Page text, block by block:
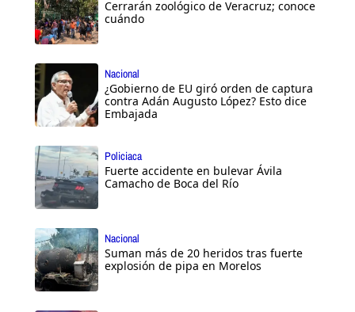
Cerrarán zoológico de Veracruz; conoce
cuándo
Nacional
¿Gobierno de EU giró orden de captura
contra Adán Augusto López? Esto dice
Embajada
Policiaca
Fuerte accidente en bulevar Ávila
Camacho de Boca del Río
Nacional
Suman más de 20 heridos tras fuerte
explosión de pipa en Morelos